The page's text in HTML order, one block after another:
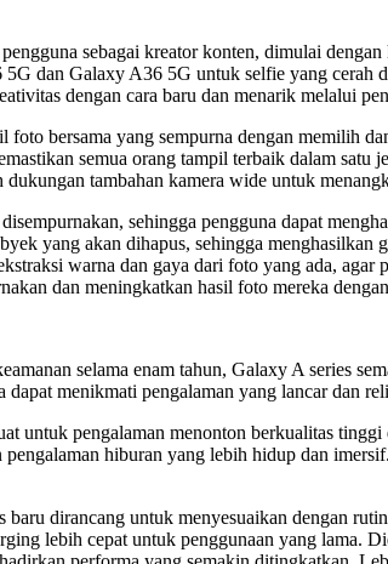
sebagai kreator konten, dimulai
dan Galaxy A36 5G untuk selfie yang
dengan cara baru dan menarik melalui
bersama yang sempurna dengan memilih
semua orang tampil terbaik dalam
tambahan kamera wide untuk
sehingga pengguna dapat
yang akan dihapus, sehingga menghasilkan
warna dan gaya dari foto yang ada, agar
dan meningkatkan hasil foto mereka
selama enam tahun, Galaxy A series
menikmati pengalaman yang lancar dan
untuk pengalaman menonton berkualitas
hiburan yang lebih hidup dan
dirancang untuk menyesuaikan dengan
lebih cepat untuk penggunaan yang lama.